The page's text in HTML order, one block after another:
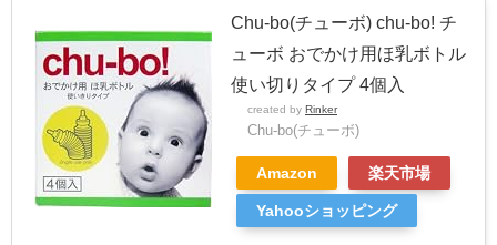
Chu-bo(チューボ) chu-bo! チ
ューボ おでかけ用ほ乳ボトル
使い切りタイプ 4個入
created by Rinker
Chu-bo(チューボ)
Amazon 楽天市場
Yahooショッピング